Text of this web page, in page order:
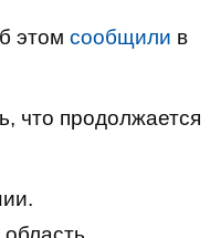
этом сообщили в
что продолжается